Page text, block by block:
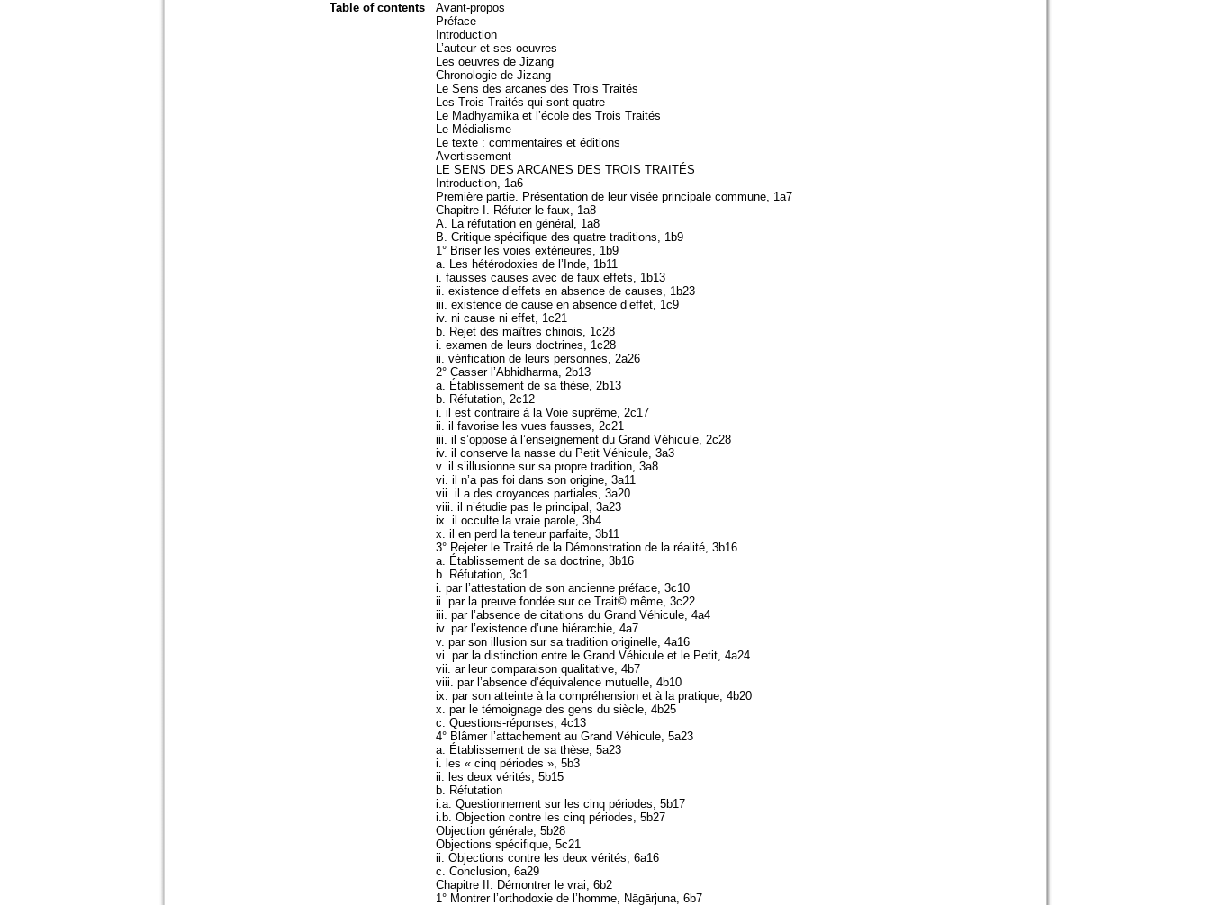
Table of contents
Avant-propos
Préface
Introduction
L’auteur et ses oeuvres
Les oeuvres de Jizang
Chronologie de Jizang
Le Sens des arcanes des Trois Traités
Les Trois Traités qui sont quatre
Le Mādhyamika et l’école des Trois Traités
Le Médialisme
Le texte : commentaires et éditions
Avertissement
LE SENS DES ARCANES DES TROIS TRAITÉS
Introduction, 1a6
Première partie. Présentation de leur visée principale commune, 1a7
Chapitre I. Réfuter le faux, 1a8
A. La réfutation en général, 1a8
B. Critique spécifique des quatre traditions, 1b9
1° Briser les voies extérieures, 1b9
a. Les hétérodoxies de l’Inde, 1b11
i. fausses causes avec de faux effets, 1b13
ii. existence d’effets en absence de causes, 1b23
iii. existence de cause en absence d’effet, 1c9
iv. ni cause ni effet, 1c21
b. Rejet des maîtres chinois, 1c28
i. examen de leurs doctrines, 1c28
ii. vérification de leurs personnes, 2a26
2° Casser l’Abhidharma, 2b13
a. Établissement de sa thèse, 2b13
b. Réfutation, 2c12
i. il est contraire à la Voie suprême, 2c17
ii. il favorise les vues fausses, 2c21
iii. il s’oppose à l’enseignement du Grand Véhicule, 2c28
iv. il conserve la nasse du Petit Véhicule, 3a3
v. il s’illusionne sur sa propre tradition, 3a8
vi. il n’a pas foi dans son origine, 3a11
vii. il a des croyances partiales, 3a20
viii. il n’étudie pas le principal, 3a23
ix. il occulte la vraie parole, 3b4
x. il en perd la teneur parfaite, 3b11
3° Rejeter le Traité de la Démonstration de la réalité, 3b16
a. Établissement de sa doctrine, 3b16
b. Réfutation, 3c1
i. par l’attestation de son ancienne préface, 3c10
ii. par la preuve fondée sur ce Trait© même, 3c22
iii. par l’absence de citations du Grand Véhicule, 4a4
iv. par l’existence d’une hiérarchie, 4a7
v. par son illusion sur sa tradition originelle, 4a16
vi. par la distinction entre le Grand Véhicule et le Petit, 4a24
vii. ar leur comparaison qualitative, 4b7
viii. par l’absence d’équivalence mutuelle, 4b10
ix. par son atteinte à la compréhension et à la pratique, 4b20
x. par le témoignage des gens du siècle, 4b25
c. Questions-réponses, 4c13
4° Blâmer l’attachement au Grand Véhicule, 5a23
a. Établissement de sa thèse, 5a23
i. les « cinq périodes », 5b3
ii. les deux vérités, 5b15
b. Réfutation
i.a. Questionnement sur les cinq périodes, 5b17
i.b. Objection contre les cinq périodes, 5b27
Objection générale, 5b28
Objections spécifique, 5c21
ii. Objections contre les deux vérités, 6a16
c. Conclusion, 6a29
Chapitre II. Démontrer le vrai, 6b2
1° Montrer l’orthodoxie de l’homme, Nāgārjuna, 6b7